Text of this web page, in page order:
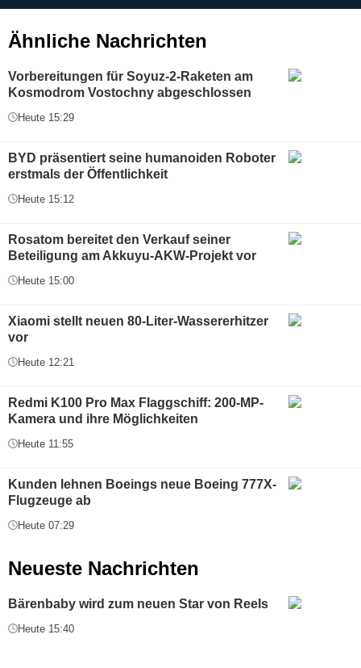
Ähnliche Nachrichten
Vorbereitungen für Soyuz-2-Raketen am
Kosmodrom Vostochny abgeschlossen
Heute 15:29
BYD präsentiert seine humanoiden Roboter
erstmals der Öffentlichkeit
Heute 15:12
Rosatom bereitet den Verkauf seiner
Beteiligung am Akkuyu-AKW-Projekt vor
Heute 15:00
Xiaomi stellt neuen 80-Liter-Wassererhitzer
vor
Heute 12:21
Redmi K100 Pro Max Flaggschiff: 200-MP-
Kamera und ihre Möglichkeiten
Heute 11:55
Kunden lehnen Boeings neue Boeing 777X-
Flugzeuge ab
Heute 07:29
Neueste Nachrichten
Bärenbaby wird zum neuen Star von Reels
Heute 15:40